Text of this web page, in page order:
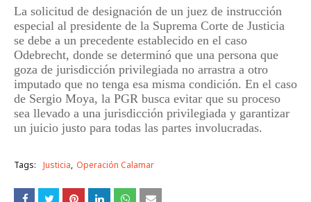
La solicitud de designación de un juez de instrucción
especial al presidente de la Suprema Corte de Justicia
se debe a un precedente establecido en el caso
Odebrecht, donde se determinó que una persona que
goza de jurisdicción privilegiada no arrastra a otro
imputado que no tenga esa misma condición. En el caso
de Sergio Moya, la PGR busca evitar que su proceso
sea llevado a una jurisdicción privilegiada y garantizar
un juicio justo para todas las partes involucradas.
Tags: Justicia Operación Calamar